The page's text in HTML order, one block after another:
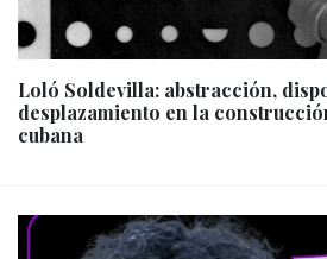
Loló Soldevilla: abstracción,
desplazamiento en la
cubana